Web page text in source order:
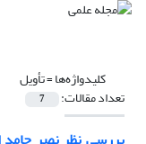
کلیدواژه‌ها =تأویل
تعداد مقالات: 7